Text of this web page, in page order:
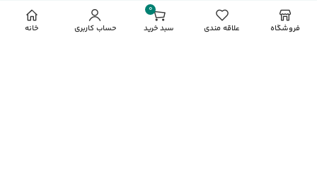
تخصصی در صنعت فناوری اطلاعات، یکی از نام‌های شناخته‌شده
و معتبر در بازار دیجیتال ایران به شمار می‌رود. این شرکت با
فروشگاه علاقه مندی
0
مورد
سبد خرید حساب کاربری خانه